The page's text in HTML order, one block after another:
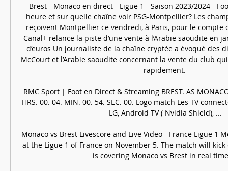
Brest - Monaco en direct - Ligue 1 - Saison 2023/2024 -
heure et sur quelle chaîne voir PSG-Montpellier? Les
reçoivent Montpellier ce vendredi, à Paris, pour le compte
Canal+ relance la piste d’une vente à l’Arabie saoudite en
d’euros Un journaliste de la chaîne cryptée a évoqué des
McCourt et l’Arabie saoudite concernant la vente du club
rapidement.
RMC Sport | Foot en Direct & Streaming BREST. AS
HRS. 00. 04. MIN. 00. 54. SEC. 00. Logo match Les TV
LG, Android TV ( Nvidia Shield), ...
Monaco vs Brest Livescore and Live Video - France Ligue 1
at the Ligue 1 of France on November 5. The match will kick
is covering Monaco vs Brest in real